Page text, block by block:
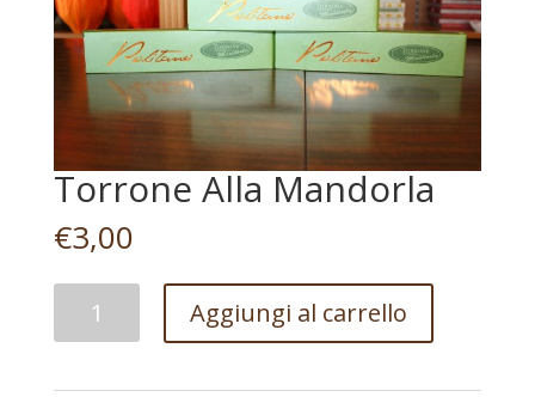
Torrone Alla Mandorla
€3,00
Aggiungi al carrello